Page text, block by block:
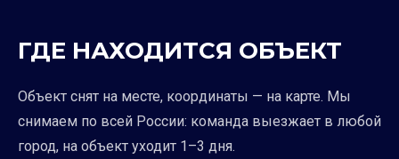
ГДЕ НАХОДИТСЯ ОБЪЕКТ
Объект снят на месте, координаты — на карте. Мы
снимаем по всей России: команда выезжает в любой
город, на объект уходит 1–3 дня.